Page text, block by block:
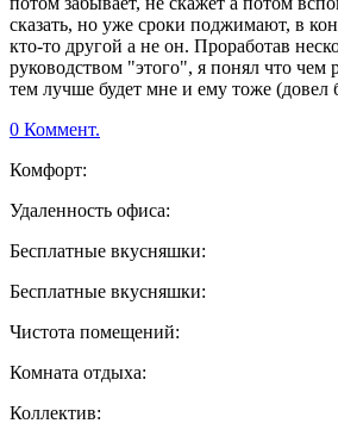
сказать, но уже сроки поджимают, в
кто-то другой а не он. Проработав
руководством "этого", я понял что чем
тем лучше будет мне и ему тоже
0 Коммент.
Комфорт:
Удаленность офиса:
Бесплатные вкусняшки:
Бесплатные вкусняшки:
Чистота помещений:
Комната отдыха:
Коллектив: